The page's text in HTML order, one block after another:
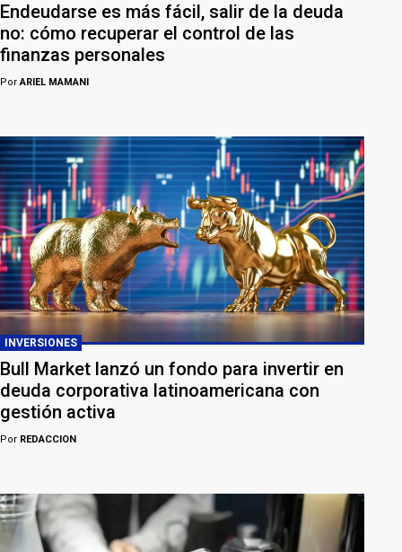
Endeudarse es más fácil, salir de la deuda
no: cómo recuperar el control de las
finanzas personales
PorARIEL MAMANI
INVERSIONES
Bull Market lanzó un fondo para invertir en
deuda corporativa latinoamericana con
gestión activa
Por REDACCION